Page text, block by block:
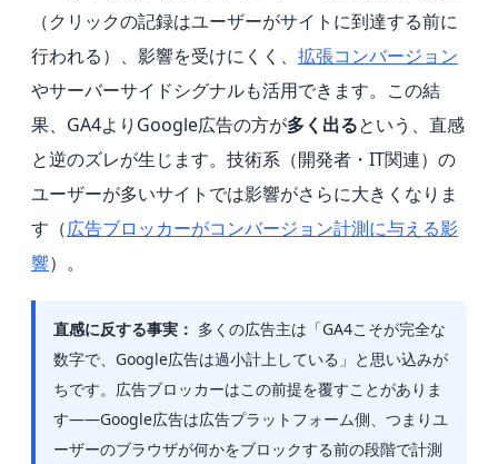
（クリックの記録はユーザーがサイトに到達する前に
行われる）、影響を受けにくく、 拡張コンバージョン
やサーバーサイドシグナルも活用できます。この結
果、GA4よりGoogle広告の方が多く出るという、直感
と逆のズレが生じます。技術系（開発者・IT関連）の
ユーザーが多いサイトでは影響がさらに大きくなりま
す（広告ブロッカーがコンバージョン計測に与える影
響）。
直感に反する事実： 多くの広告主は「GA4こそが完全な
数字で、Google広告は過小計上している」と思い込みが
ちです。広告ブロッカーはこの前提を覆すことがありま
す——Google広告は広告プラットフォーム側、つまりユ
ーザーのブラウザが何かをブロックする前の段階で計測